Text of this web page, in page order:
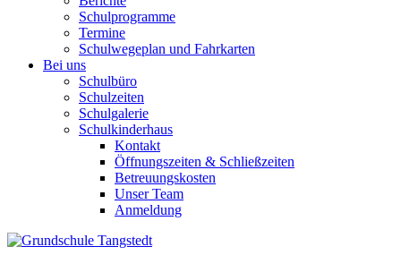
Schulprogramme
Termine
Schulwegeplan und Fahrkarten
Bei uns
Schulbüro
Schulzeiten
Schulgalerie
Schulkinderhaus
Kontakt
Öffnungszeiten & Schließzeiten
Betreuungskosten
Unser Team
Anmeldung